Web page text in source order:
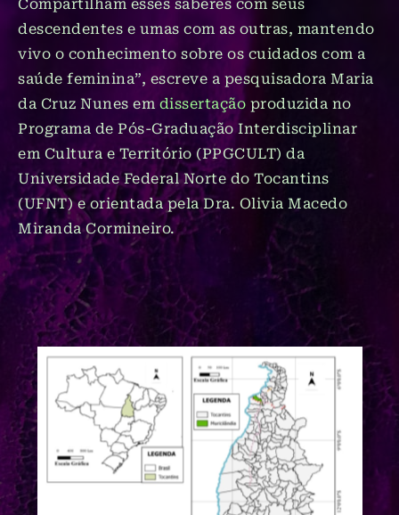
Compartilham esses saberes com seus
descendentes e umas com as outras, mantendo
vivo o conhecimento sobre os cuidados com a
saúde feminina”, escreve a pesquisadora Maria
da Cruz Nunes em dissertação produzida no
Programa de Pós-Graduação Interdisciplinar
em Cultura e Território (PPGCULT) da
Universidade Federal Norte do Tocantins
(UFNT) e orientada pela Dra. Olivia Macedo
Miranda Cormineiro.